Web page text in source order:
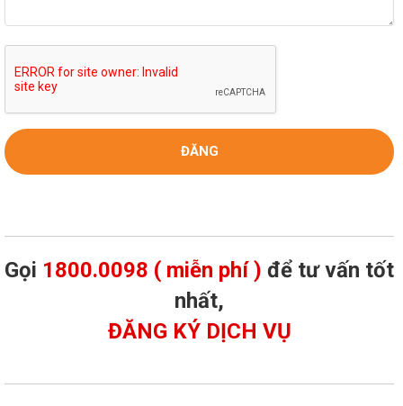
Gọi 1800.0098 ( miễn phí ) để tư vấn tốt
nhất,
ĐĂNG KÝ DỊCH VỤ